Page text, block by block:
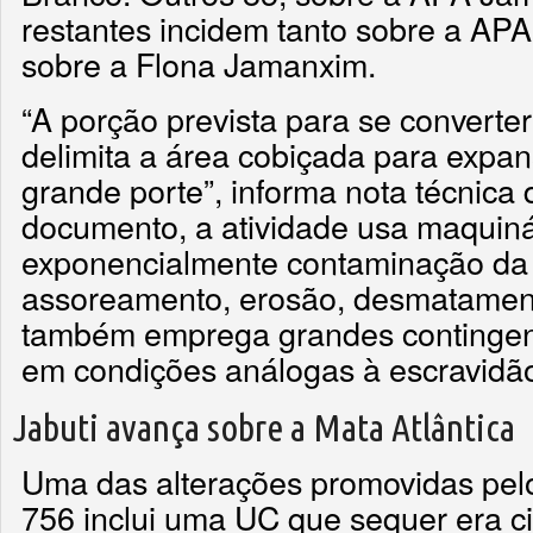
restantes incidem tanto sobre a
sobre a Flona Jamanxim.
“A porção prevista para se
delimita a área cobiçada para
grande porte”, informa nota técnica
documento, a atividade usa
exponencialmente contaminação
assoreamento, erosão,
também emprega grandes
em condições análogas à
Jabuti avança sobre a Mata Atlântica
Uma das alterações promovidas
756 inclui uma UC que sequer era